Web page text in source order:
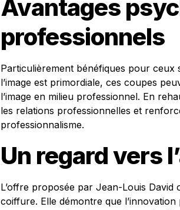
Avantages
professionnels
Particulièrement bénéfiques pour ceux
l’image est primordiale, ces coupes
l’image en milieu professionnel. En
les relations professionnelles et
professionnalisme.
Un regard vers
L’offre proposée par Jean-Louis David
coiffure. Elle démontre que